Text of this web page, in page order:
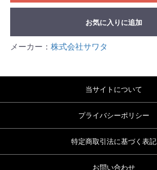
お気に入りに追加
メーカー： 株式会社サワタ
当サイトについて
プライバシーポリシー
特定商取引法に基づく表記
お問い合わせ